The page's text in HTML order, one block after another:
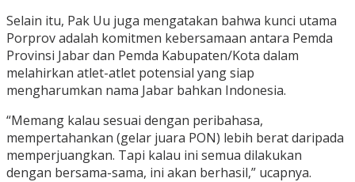
Selain itu, Pak Uu juga mengatakan bahwa kunci utama
Porprov adalah komitmen kebersamaan antara Pemda
Provinsi Jabar dan Pemda Kabupaten/Kota dalam
melahirkan atlet-atlet potensial yang siap
mengharumkan nama Jabar bahkan Indonesia.
“Memang kalau sesuai dengan peribahasa,
mempertahankan (gelar juara PON) lebih berat daripada
memperjuangkan. Tapi kalau ini semua dilakukan
dengan bersama-sama, ini akan berhasil,” ucapnya.